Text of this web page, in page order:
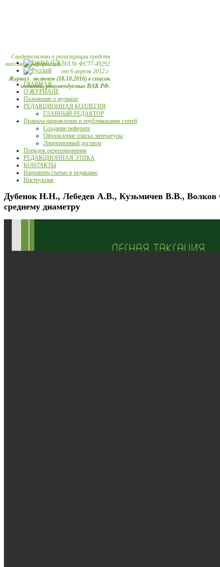
Свидетельство о регистрации средств
массовой информации ЭЛ № ФС77-49292
от 6 апреля 2012 г.
Журнал включен (18.10.2016) в список
изданий, рекомендуемых ВАК РФ.
ГЛАВНАЯ
О ЖУРНАЛЕ
Положение о журнале
РЕДАКЦИОННАЯ КОЛЛЕГИЯ
ГЛАВНЫЙ РЕДАКТОР
Правила направления и опубликования статей
Создание реферата
Оформление списка литературы
Лицензионный договор
Порядок рецензирования
РЕДАКЦИОННАЯ ЭТИКА
КОНТАКТЫ
Направить статью в редакцию
Инструкция
Дубенок Н.Н., Лебедев А.В., Кузьмичев В.В., Волков
среднему диаметру